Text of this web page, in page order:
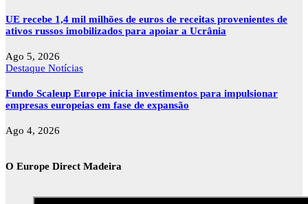
UE recebe 1,4 mil milhões de euros de receitas provenientes de
ativos russos imobilizados para apoiar a Ucrânia
Ago 5, 2026
Destaque Notícias
Fundo Scaleup Europe inicia investimentos para impulsionar
empresas europeias em fase de expansão
Ago 4, 2026
O Europe Direct Madeira